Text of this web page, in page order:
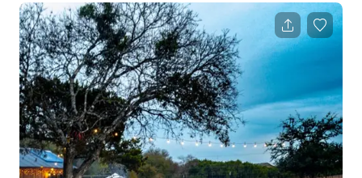
avec des éléments en pierre. Il y a deux portails et des allées.
Le premier portail donne accès à la maison et au carport. Au-
delà de la deuxième allée se trouve un grand champ plat
herbeux. La propriété est parsemée de beaux arbres il